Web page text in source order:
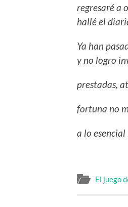
regresaré a
hallé el
Ya han
y no logro
prestadas,
fortuna no
a lo
El juego